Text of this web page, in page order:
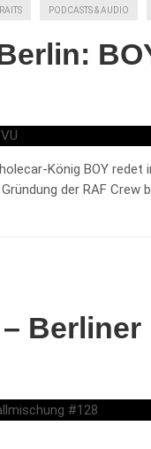
PODCASTS & AUDIO
König BOY
der RAF Crew